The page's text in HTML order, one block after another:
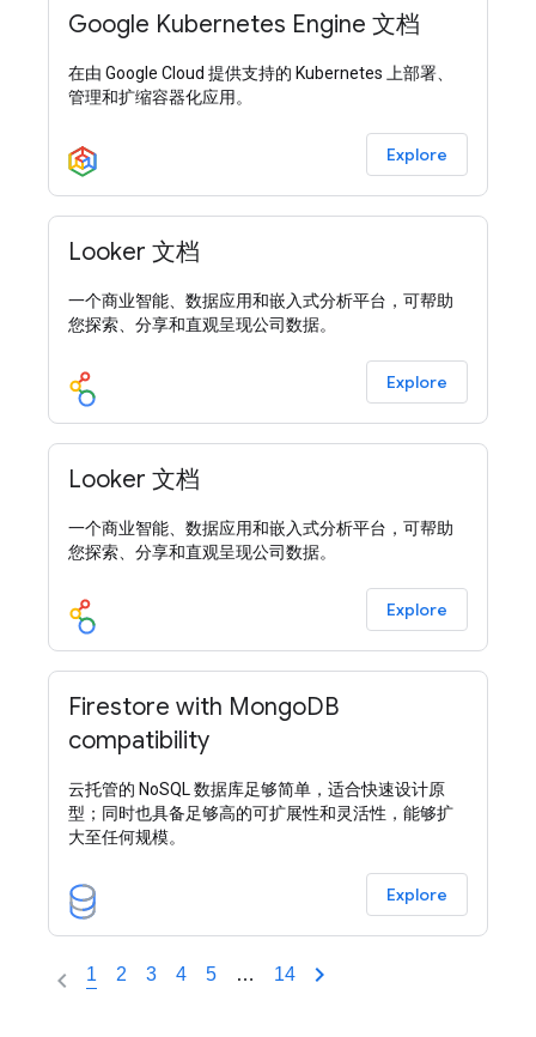
Google Kubernetes Engine 文档
在由 Google Cloud 提供支持的 Kubernetes 上部署、
管理和扩缩容器化应用。
Explore
Looker 文档
一个商业智能、数据应用和嵌入式分析平台，可帮助
您探索、分享和直观呈现公司数据。
Explore
Looker 文档
一个商业智能、数据应用和嵌入式分析平台，可帮助
您探索、分享和直观呈现公司数据。
Explore
Firestore with MongoDB
compatibility
云托管的 NoSQL 数据库足够简单，适合快速设计原
型；同时也具备足够高的可扩展性和灵活性，能够扩
大至任何规模。
Explore
1 2 3 4 5 … 14